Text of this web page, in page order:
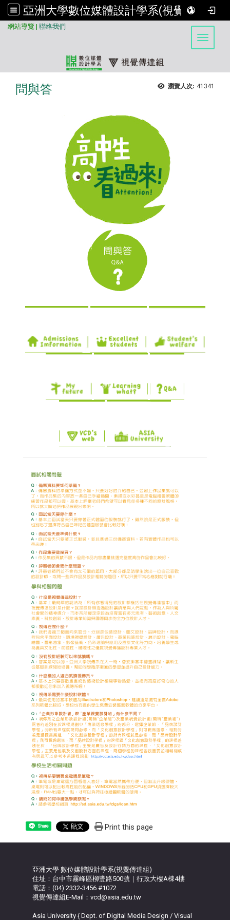
亞洲大學數位媒體設計學系(視覺傳達組)
網站導覽 | 聯絡我們
Toggle
瀏覽人次: 41341
問與答
Share Print this page
亞洲大學 數位媒體設計學系(視覺傳達組)
住址：台中市霧峰區柳豐路500號｜行政大樓A棟4樓
電話：(04) 2332-3456 #1072
視覺傳達組E-Mail：vcd@asia.edu.tw
Asia University { Dept. of Digital Media Design / Visual